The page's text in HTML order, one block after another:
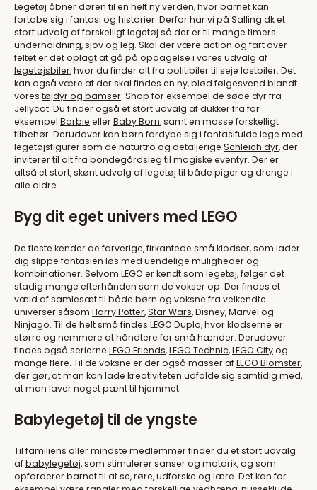
Legetøj åbner døren til en helt ny verden, hvor barnet kan
fortabe sig i fantasi og historier. Derfor har vi på Salling.dk et
stort udvalg af forskelligt legetøj så der er til mange timers
underholdning, sjov og leg. Skal der være action og fart over
feltet er det oplagt at gå på opdagelse i vores udvalg af
legetøjsbiler, hvor du finder alt fra politibiler til seje lastbiler. Det
kan også være at der skal findes en ny, blød følgesvend blandt
vores tøjdyr og bamser. Shop for eksempel de søde dyr fra
Jellycat. Du finder også et stort udvalg afdukkerfra for
eksempel Barbie ellerBaby Born, samt en masse forskelligt
tilbehør. Derudover kan børn fordybe sig i fantasifulde lege med
legetøjsfigurer som de naturtro og detaljerige Schleich dyr, der
inviterer til alt fra bondegårdsleg til magiske eventyr. Der er
altså et stort, skønt udvalg af legetøj til både piger og drenge i
alle aldre.
Byg dit eget univers med LEGO
De fleste kender de farverige, firkantede små klodser, som lader
dig slippe fantasien løs med uendelige muligheder og
kombinationer. Selvom LEGO er kendt som legetøj, følger det
stadig mange efterhånden som de vokser op. Der findes et
væld af samlesæt til både børn og voksne fra velkendte
universer såsom Harry Potter,Star Wars, Disney, Marvel og
Ninjago. Til de helt små findes LEGO Duplo, hvor klodserne er
større og nemmere at håndtere for små hænder. Derudover
findes også serierne LEGO Friends,LEGO Technic,LEGO Cityog
mange flere. Til de voksne er der også masser afLEGO Blomster,
der gør, at man kan lade kreativiteten udfolde sig samtidig med,
at man laver noget pænt til hjemmet.
Babylegetøj til de yngste
Til familiens aller mindste medlemmer finder du et stort udvalg
afbabylegetøj, som stimulerer sanser og motorik, og som
opforderer barnet til at se, røre, udforske og lære. Det kan for